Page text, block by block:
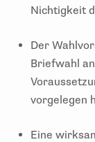
Nichtigkeit
Der
Briefwahl
vorgelegen
Eine